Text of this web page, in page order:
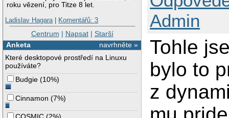
roku vězení, pro Titze 8 let.
Ladislav Hagara| Komentářů: 3
Centrum | Napsat| Starší
navrhněte »
Anketa
Které desktopové prostředí na Linuxu
používáte?
Budgie (10%)
Cinnamon (7%)
Admin
Tohle
bylo to
z